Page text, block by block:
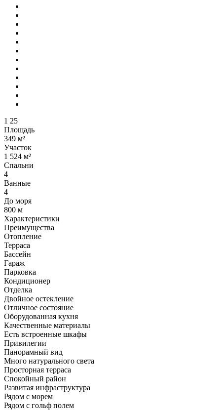
1 25
Площадь
349 м²
Участок
1 524 м²
Спальни
4
Ванные
4
До моря
800 м
Характеристики
Преимущества
Отопление
Терраса
Бассейн
Гараж
Парковка
Кондиционер
Отделка
Двойное остекление
Отличное состояние
Оборудованная кухня
Качественные материалы
Есть встроенные шкафы
Привилегии
Панорамный вид
Много натурального света
Просторная терраса
Спокойный район
Развитая инфраструктура
Рядом с морем
Рядом с гольф полем